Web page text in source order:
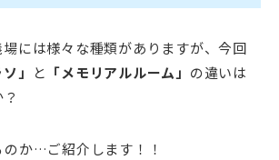
には様々な種類がありますが、今回
ソ」 と 「メモリアルルーム」 の違いは
のか…ご紹介します！！